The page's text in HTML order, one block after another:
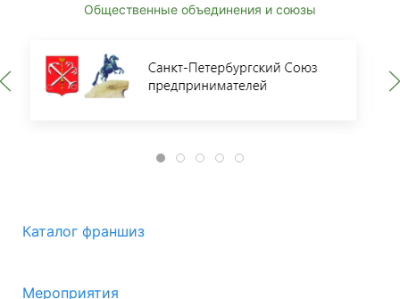
Общественные объединения и союзы
Каталог франшиз
Мероприятия